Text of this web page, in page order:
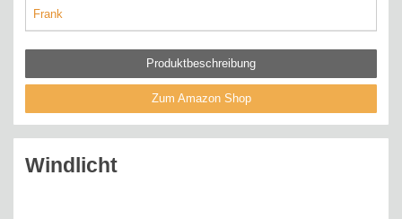
Frank
Produktbeschreibung
Zum Amazon Shop
Windlicht